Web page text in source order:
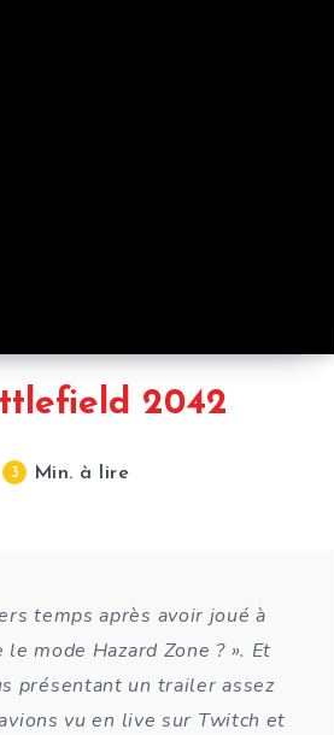
2042
3 Min. à lire
temps après avoir joué à
mode Hazard Zone ? ». Et
présentant un trailer assez
vu en live sur Twitch et